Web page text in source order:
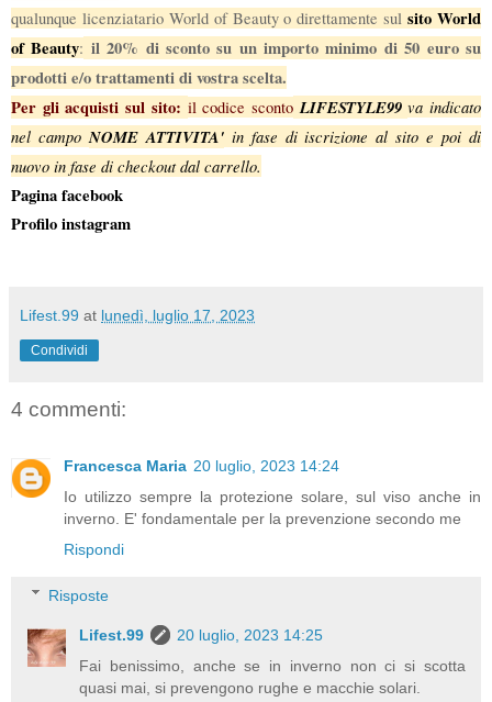
qualunque licenziatario World of Beauty o direttamente sul sito World
of Beauty: il 20% di sconto su un importo minimo di 50 euro su
prodotti e/o trattamenti di vostra scelta.
Per gli acquisti sul sito: il codice sconto LIFESTYLE99va indicato
nel campo NOME ATTIVITA'in fase di iscrizione al sito e poi di
nuovo in fase di checkout dal carrello.
Pagina facebook
Profilo instagram
Lifest.99 at lunedì, luglio 17, 2023
Condividi
4 commenti:
Francesca Maria 20 luglio, 2023 14:24
Io utilizzo sempre la protezione solare, sul viso anche in
inverno. E' fondamentale per la prevenzione secondo me
Rispondi
Risposte
Lifest.99
20 luglio, 2023 14:25
Fai benissimo, anche se in inverno non ci si scotta
quasi mai, si prevengono rughe e macchie solari.